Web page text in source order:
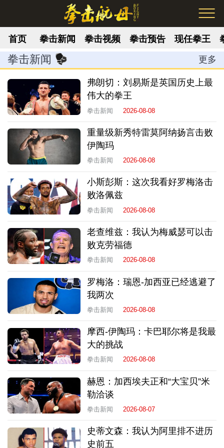
首页 拳击新闻 拳击视频 拳击预告 现任拳王
更多
拳击新闻
弗朗切：刘易斯是英国历史上最
伟大的拳王
拳击新闻 2026-08-08
重量级新秀特雷莫阿纳扬言击败
伊陶玛
拳击新闻 2026-08-08
小斯彭斯：这次我看好罗梅洛击
败洛佩兹
拳击新闻 2026-08-08
老查维兹：我认为梅威瑟可以击
败克劳福德
拳击新闻 2026-08-08
罗梅洛：瑞恩-加西亚已经逃避了
我两次
拳击新闻 2026-08-08
摩西-伊陶玛：卡巴耶尔将是我最
大的挑战
拳击新闻 2026-08-08
赫恩：加西埃夫正和“大宝贝”米
勒洽谈
拳击新闻 2026-08-07
史蒂文森：我认为阿里排不进历
史前五